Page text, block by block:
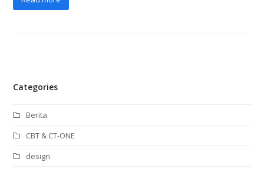
Categories
Berita
CBT & CT-ONE
design